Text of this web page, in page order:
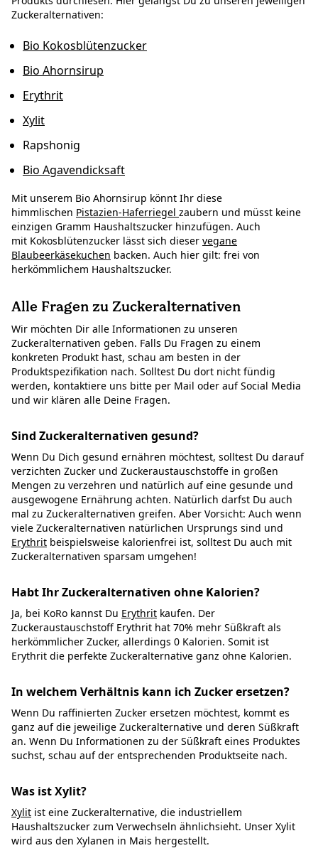
Zuckeralternativen:
Bio Kokosblütenzucker
Bio Ahornsirup
Erythrit
Xylit
Rapshonig
Bio Agavendicksaft
Mit unserem Bio Ahornsirup könnt Ihr diese
himmlischen Pistazien-Haferriegel zaubern und müsst keine
einzigen Gramm Haushaltszucker hinzufügen. Auch
mit Kokosblütenzucker lässt sich dieser vegane
Blaubeerkäsekuchen backen. Auch hier gilt: frei von
herkömmlichem Haushaltszucker.
Alle Fragen zu Zuckeralternativen
Wir möchten Dir alle Informationen zu unseren
Zuckeralternativen geben. Falls Du Fragen zu einem
konkreten Produkt hast, schau am besten in der
Produktspezifikation nach. Solltest Du dort nicht fündig
werden, kontaktiere uns bitte per Mail oder auf Social Media
und wir klären alle Deine Fragen.
Sind Zuckeralternativen gesund?
Wenn Du Dich gesund ernähren möchtest, solltest Du darauf
verzichten Zucker und Zuckeraustauschstoffe in großen
Mengen zu verzehren und natürlich auf eine gesunde und
ausgewogene Ernährung achten. Natürlich darfst Du auch
mal zu Zuckeralternativen greifen. Aber Vorsicht: Auch wenn
viele Zuckeralternativen natürlichen Ursprungs sind und
Erythrit beispielsweise kalorienfrei ist, solltest Du auch mit
Zuckeralternativen sparsam umgehen!
Habt Ihr Zuckeralternativen ohne Kalorien?
Ja, bei KoRo kannst Du Erythrit kaufen. Der
Zuckeraustauschstoff Erythrit hat 70% mehr Süßkraft als
herkömmlicher Zucker, allerdings 0 Kalorien. Somit ist
Erythrit die perfekte Zuckeralternative ganz ohne Kalorien.
In welchem Verhältnis kann ich Zucker ersetzen?
Wenn Du raffinierten Zucker ersetzen möchtest, kommt es
ganz auf die jeweilige Zuckeralternative und deren Süßkraft
an. Wenn Du Informationen zu der Süßkraft eines Produktes
suchst, schau auf der entsprechenden Produktseite nach.
Was ist Xylit?
Xylit ist eine Zuckeralternative, die industriellem
Haushaltszucker zum Verwechseln ähnlichsieht. Unser Xylit
wird aus den Xylanen in Mais hergestellt.